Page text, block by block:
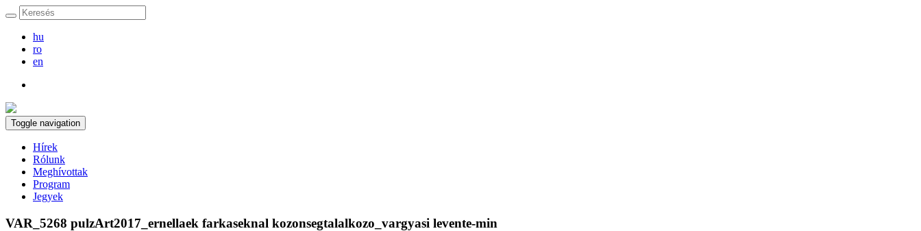
hu
ro
en
Toggle navigation
Hírek
Rólunk
Meghívottak
Program
Jegyek
VAR_5268 pulzArt2017_ernellaek farkaseknal kozonsegtalalkozo_vargyasi levente-min